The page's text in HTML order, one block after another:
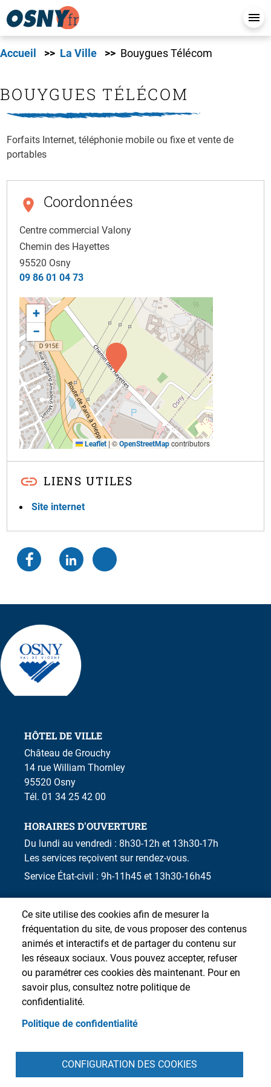
Accueil La Ville Bouygues Télécom
BOUYGUES TÉLÉCOM
Forfaits Internet, téléphonie mobile ou fixe et vente de
portables
Coordonnées
Centre commercial Valony
Chemin des Hayettes
95520 Osny
09 86 01 04 73
+
−
Leaflet |©OpenStreetMap contributors
LIENS UTILES
Site internet
HÔTEL DE VILLE
Château de Grouchy
14 rue William Thornley
95520 Osny
Tél. 01 34 25 42 00
HORAIRES D'OUVERTURE
Du lundi au vendredi : 8h30-12h et 13h30-17h
Les services reçoivent sur rendez-vous.
Service État-civil : 9h-11h45 et 13h30-16h45
Ce site utilise des cookies afin de mesurer la
fréquentation du site, de vous proposer des contenus
animés et interactifs et de partager du contenu sur
les réseaux sociaux. Vous pouvez accepter, refuser
ou paramétrer ces cookies dès maintenant. Pour en
savoir plus, consultez notre politique de
confidentialité.
Politique de confidentialité
CONFIGURATION DES COOKIES
Pied de pagePlan du siteContactIntranetMentions légales